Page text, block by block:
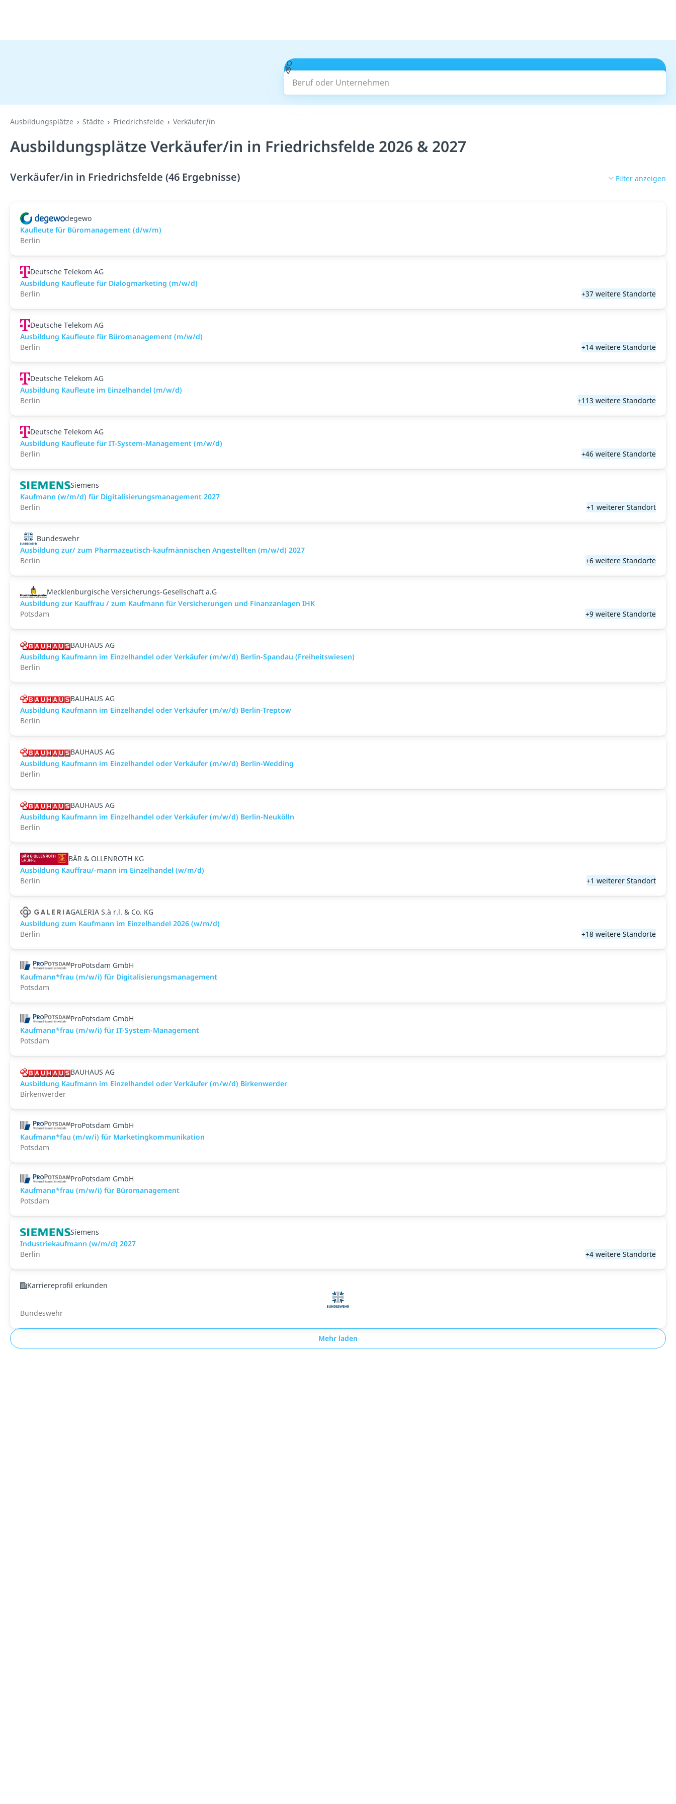
Beruf oder Unternehmen
Ausbildungsplätze Städte Friedrichsfelde Verkäufer/in
Ausbildungsplätze Verkäufer/in in Friedrichsfelde 2026 & 2027
Verkäufer/in in Friedrichsfelde (46 Ergebnisse) Filter anzeigen
degewo
Kaufleute für Büromanagement (d/w/m)
Berlin
Deutsche Telekom AG
Ausbildung Kaufleute für Dialogmarketing (m/w/d)
Berlin
+37 weitere Standorte
Deutsche Telekom AG
Ausbildung Kaufleute für Büromanagement (m/w/d)
Berlin
+14 weitere Standorte
Deutsche Telekom AG
Ausbildung Kaufleute im Einzelhandel (m/w/d)
Berlin
+113 weitere Standorte
Deutsche Telekom AG
Ausbildung Kaufleute für IT-System-Management (m/w/d)
Berlin
+46 weitere Standorte
Siemens
Kaufmann (w/m/d) für Digitalisierungsmanagement 2027
Berlin
+1 weiterer Standort
Bundeswehr
Ausbildung zur/ zum Pharmazeutisch-kaufmännischen Angestellten (m/w/d) 2027
Berlin
+6 weitere Standorte
Mecklenburgische Versicherungs-Gesellschaft a.G
Ausbildung zur Kauffrau / zum Kaufmann für Versicherungen und Finanzanlagen IHK
Potsdam
+9 weitere Standorte
BAUHAUS AG
Ausbildung Kaufmann im Einzelhandel oder Verkäufer (m/w/d) Berlin-Spandau (Freiheitswiesen)
Berlin
BAUHAUS AG
Ausbildung Kaufmann im Einzelhandel oder Verkäufer (m/w/d) Berlin-Treptow
Berlin
BAUHAUS AG
Ausbildung Kaufmann im Einzelhandel oder Verkäufer (m/w/d) Berlin-Wedding
Berlin
BAUHAUS AG
Ausbildung Kaufmann im Einzelhandel oder Verkäufer (m/w/d) Berlin-Neukölln
Berlin
BÄR & OLLENROTH KG
Ausbildung Kauffrau/-mann im Einzelhandel (w/m/d)
Berlin
+1 weiterer Standort
GALERIA S.à r.l. & Co. KG
Ausbildung zum Kaufmann im Einzelhandel 2026 (w/m/d)
Berlin
+18 weitere Standorte
ProPotsdam GmbH
Kaufmann*frau (m/w/i) für Digitalisierungsmanagement
Potsdam
ProPotsdam GmbH
Kaufmann*frau (m/w/i) für IT-System-Management
Potsdam
BAUHAUS AG
Ausbildung Kaufmann im Einzelhandel oder Verkäufer (m/w/d) Birkenwerder
Birkenwerder
ProPotsdam GmbH
Kaufmann*fau (m/w/i) für Marketingkommunikation
Potsdam
ProPotsdam GmbH
Kaufmann*frau (m/w/i) für Büromanagement
Potsdam
Siemens
Industriekaufmann (w/m/d) 2027
Berlin
+4 weitere Standorte
Karriereprofil erkunden
Bundeswehr
Mehr laden